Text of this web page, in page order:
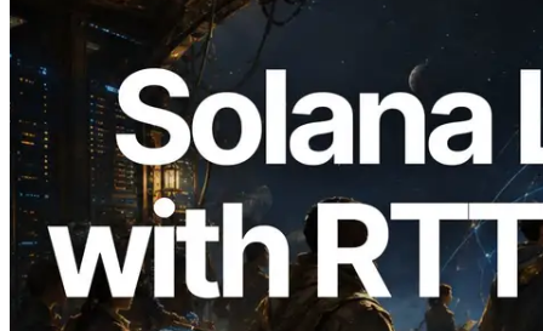
2026.08.05
ERPC erweitert Solana Leader Slot API
um Ping-Messung aus 7 globalen
Regionen — Validators Information API
ebenfalls gestartet